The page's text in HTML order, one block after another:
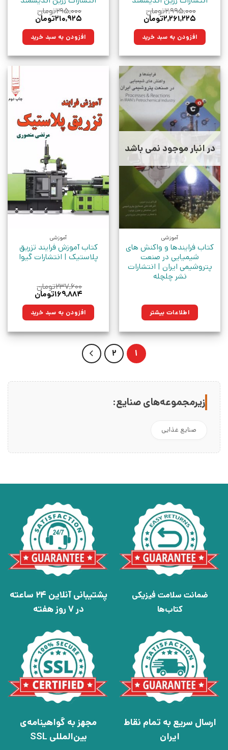
۲,۹۹۵,۰۰۰تومان
قیمت
۲,۹۹۵,۰۰۰تومان
بود.
۲,۲۶۱,۲۲۵تومان
۲,۲۶۱,۲۲۵تومان. افزودن به سبد خرید
۲۹۵,۰۰۰تومان
قیمت
۲۹۵,۰۰۰تومان
بود.
۲۱۰,۹۲۵تومان
۲۱۰,۹۲۵تومان.افزودن به سبد خرید
در انبار موجود نمی باشد
آموزشی
کتاب فرایندها و واکنش های
شیمیایی در صنعت
پتروشیمی ایران | انتشارات
نشر چلچله
اطلاعات بیشتر
آموزشی
کتاب آموزش فرایند تزریق
پلاستیک | انتشارات گیوا
۲۳۷,۶۰۰تومان
قیمت
۲۳۷,۶۰۰تومان
بود.
۱۶۹,۸۸۴تومان
۱۶۹,۸۸۴تومان.افزودن به سبد خرید
1
2
زیرمجموعه‌های صنایع:
صنایع غذایی
ضمانت سلامت فیزیکی
کتاب‌ها
پشتیبانی آنلاین 24 ساعته
در 7 روز هفته
ارسال سریع به تمام نقاط
ایران
مجهز به گواهینامه‌ی
بین‌المللی SSL